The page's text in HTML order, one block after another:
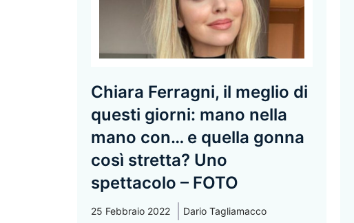
Chiara Ferragni, il meglio di
questi giorni: mano nella
mano con… e quella gonna
così stretta? Uno
spettacolo – FOTO
25 Febbraio 2022 Dario Tagliamacco